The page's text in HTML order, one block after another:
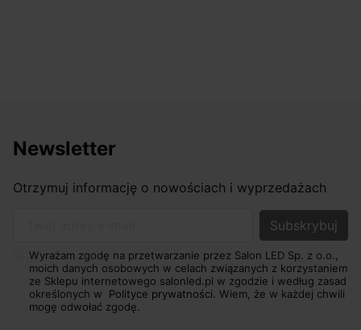
Newsletter
Otrzymuj informację o nowościach i wyprzedażach
Wyrażam zgodę na przetwarzanie przez Salon LED Sp. z o.o.,
moich danych osobowych w celach związanych z korzystaniem
ze Sklepu internetowego salonled.pl w zgodzie i według zasad
określonych w Polityce prywatności. Wiem, że w każdej chwili
mogę odwołać zgodę.